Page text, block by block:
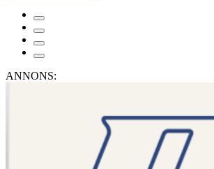
ANNONS: